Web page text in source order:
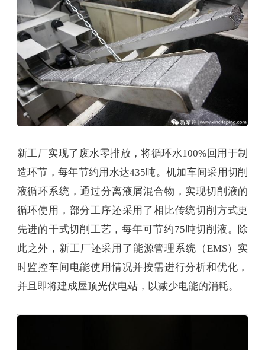
新工厂实现了废水零排放，将循环水100%回用于制
造环节，每年节约用水达435吨。机加车间采用切削
液循环系统，通过分离液屑混合物，实现切削液的
循环使用，部分工序还采用了相比传统切削方式更
先进的干式切削工艺，每年可节约75吨切削液。除
此之外，新工厂还采用了能源管理系统（EMS）实
时监控车间电能使用情况并按需进行分析和优化，
并且即将建成屋顶光伏电站，以减少电能的消耗。